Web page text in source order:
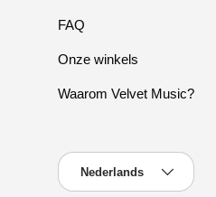
FAQ
Onze winkels
Waarom Velvet Music?
Taal
Nederlands